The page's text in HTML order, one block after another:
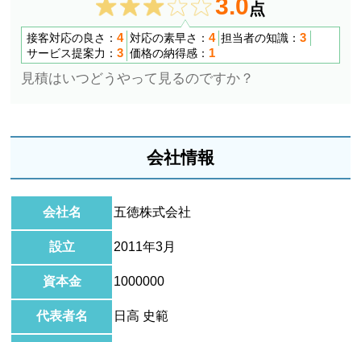
3.0点
接客対応の良さ： 4 対応の素早さ： 4 担当者の知識：3
サービス提案力： 3 価格の納得感： 1
見積はいつどうやって見るのですか？
会社情報
会社名 五徳株式会社
設立 2011年3月
資本金 1000000
代表者名 日高 史範